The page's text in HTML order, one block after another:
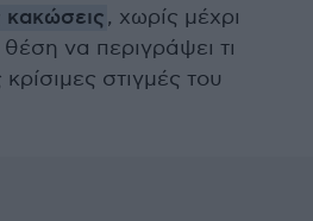
κακώσεις, χωρίς μέχρι
να περιγράψει τι
στιγμές του